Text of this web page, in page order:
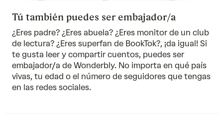
Tú también puedes ser embajador/a
¿Eres padre? ¿Eres abuela? ¿Eres monitor de un club
de lectura? ¿Eres superfan de BookTok?, ¡da igual! Si
te gusta leer y compartir cuentos, puedes ser
embajador/a de Wonderbly. No importa en qué país
vivas, tu edad o el número de seguidores que tengas
en las redes sociales.